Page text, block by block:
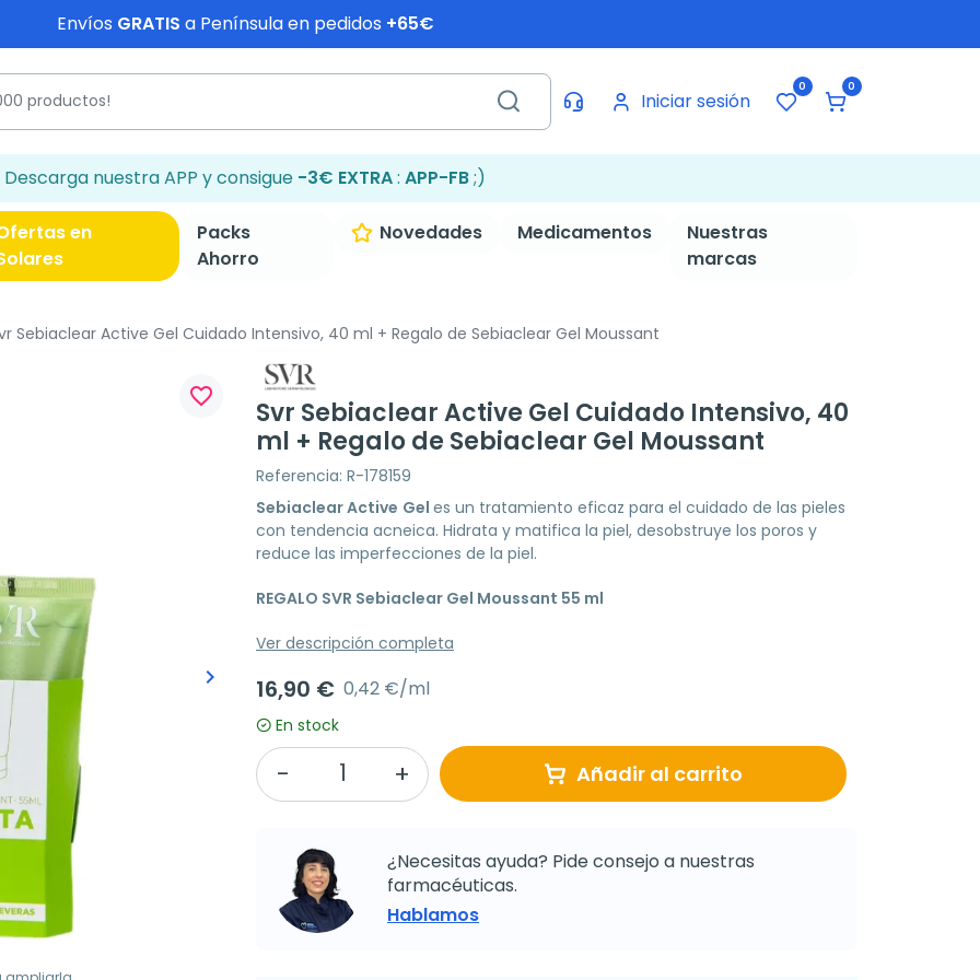
Envíos GRATIS a Península en pedidos +65€
Iniciar sesión
0 0
Descarga nuestra APP y consigue -3€ EXTRA: APP-FB;)
en
Packs
Ahorro
Novedades Medicamentos
Nuestras
marcas
Sebiaclear Active Gel Cuidado Intensivo, 40 ml + Regalo de Sebiaclear Gel Moussant
Siguiente
keyboard_arrow_right
favorite_border
Svr Sebiaclear Active Gel Cuidado Intensivo, 40
ml + Regalo de Sebiaclear Gel Moussant
Referencia: R-178159
Sebiaclear Active Gel es un tratamiento eficaz para el cuidado de las pieles
con tendencia acneica. Hidrata y matifica la piel, desobstruye los poros y
reduce las imperfecciones de la piel.
REGALO SVR Sebiaclear Gel Moussant 55 ml
Ver descripción completa
16,90 € 0,42 €/ml
En stock
Añadir al carrito
¿Necesitas ayuda? Pide consejo a nuestras
farmacéuticas.
Hablamos